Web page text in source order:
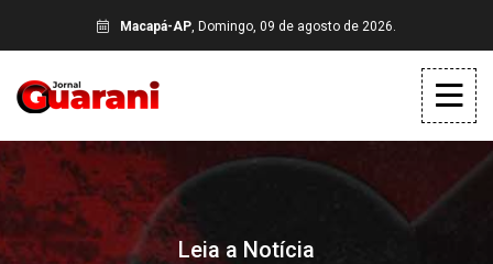
Macapá-AP, Domingo, 09 de agosto de 2026.
Leia a Notícia